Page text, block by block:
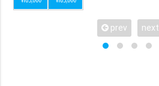
prev next
アメリカンビレッジ
サンライズ